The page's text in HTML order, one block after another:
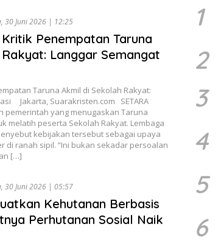
30 Juni 2026 | 12:25
Penempatan Taruna
Langgar Semangat
Taruna Akmil di Sekolah Rakyat:
Jakarta, Suarakristen.com SETARA
pemerintah yang menugaskan Taruna
melatih peserta Sekolah Rakyat. Lembaga
kebijakan tersebut sebagai upaya
di ranah sipil. “Ini bukan sekadar persoalan
[…]
30 Juni 2026 | 05:57
Kehutanan Berbasis
Perhutanan Sosial Naik
1
2
3
4
5
6